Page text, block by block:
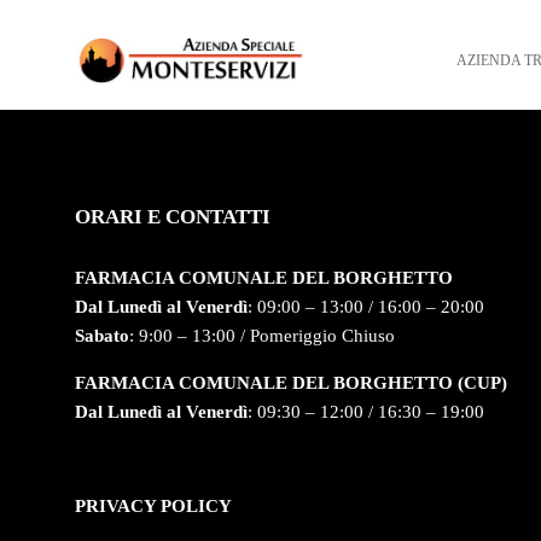
AZIENDA
ORARI E CONTATTI
FARMACIA COMUNALE DEL BORGHETTO
Dal Lunedì al Venerdì: 09:00 – 13:00 / 16:00 – 20:00
Sabato: 9:00 – 13:00 / Pomeriggio Chiuso
FARMACIA COMUNALE DEL BORGHETTO (CUP)
Dal Lunedì al Venerdì: 09:30 – 12:00 / 16:30 – 19:00
PRIVACY POLICY